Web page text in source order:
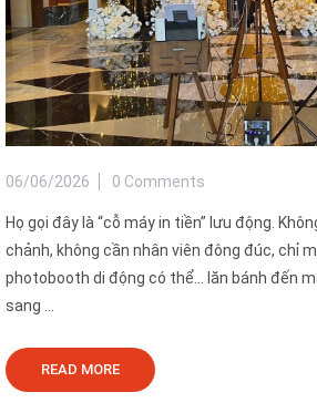
06/06/2026 0 Comments
Họ gọi đây là “cỗ máy in tiền” lưu động.
chảnh, không cần nhân viên đông đúc, chỉ
photobooth di động có thể… lăn bánh đến
sang ...
READ MORE